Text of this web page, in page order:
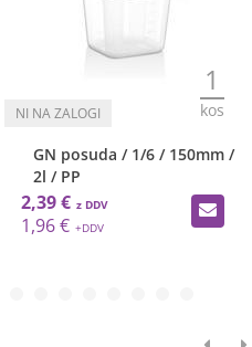
1
kos
GN posuda / 1/6 / 150mm /
2l / PP
2,39 €
1,96 €